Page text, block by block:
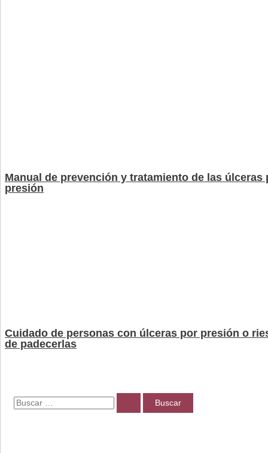
Manual de prevención y tratamiento de las úlceras
presión
Cuidado de personas con úlceras por presión o
de padecerlas
B